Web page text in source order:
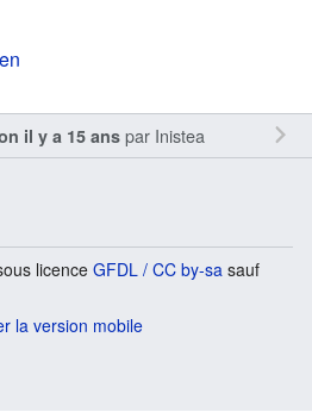
il y a 15 anspar Inistea
licence GFDL / CC by-sa sauf
la version mobile